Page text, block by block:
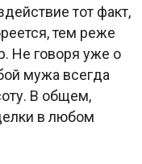
тот факт,
тем реже
Не говоря уже о
мужа всегда
В общем,
в любом